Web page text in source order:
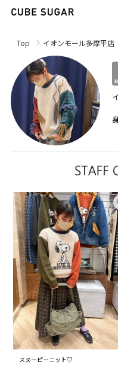
Top イオンモール多摩平店
スヌーピーニット♡